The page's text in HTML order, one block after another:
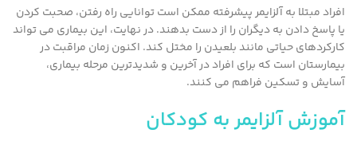
افراد مبتلا به آلزایمر پیشرفته ممکن است توانایی راه رفتن، صحبت کردن
یا پاسخ دادن به دیگران را از دست بدهند. در نهایت، این بیماری می تواند
کارکردهای حیاتی مانند بلعیدن را مختل کند. اکنون زمان مراقبت در
بیمارستان است که برای افراد در آخرین و شدیدترین مرحله بیماری،
آسایش و تسکین فراهم می کنند.
آموزش آلزایمر به کودکان